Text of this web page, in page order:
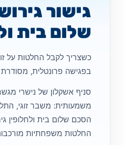
גישור
שלום בית
כשצריך לקבל החלטות על
בפגישה פרונטלית,
סניף אשקלון של נישרי
משמעותית: משבר זוגי,
הסכם שלום בית ולחלופין
החלטות משפחתיות